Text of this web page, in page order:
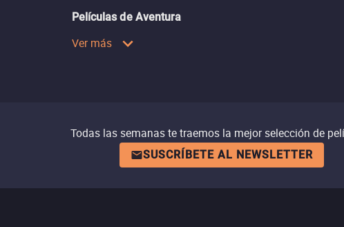
Películas de Aventura
Ver más
Todas las semanas te traemos la mejor selección de
SUSCRÍBETE AL NEWSLETTER